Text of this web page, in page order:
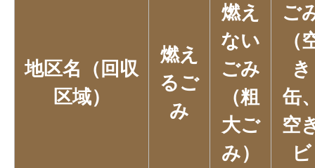
地区名（回収
区域）
燃え
るご
み
燃え
ない
ごみ
（粗
大ご
み）
ご
（
き
缶
空
ビ